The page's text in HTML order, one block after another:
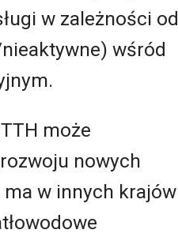
w zależności od
wśród
może
nowych
w innych krajów